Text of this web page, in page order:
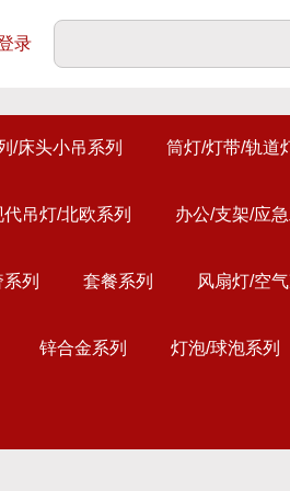
录
/床头小吊系列 筒灯/灯带/轨道
代吊灯/北欧系列 办公/支架/应
列 套餐系列 风扇灯/空
锌合金系列 灯泡/球泡系列